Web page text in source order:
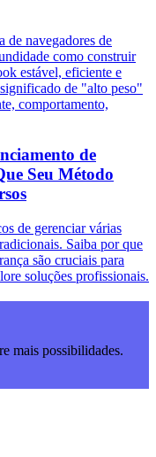
de navegadores de
como construir
estável, eficiente e
de "alto peso"
comportamento,
de
Seu Método
de gerenciar várias
Saiba por que
são cruciais para
soluções profissionais.
mais possibilidades.